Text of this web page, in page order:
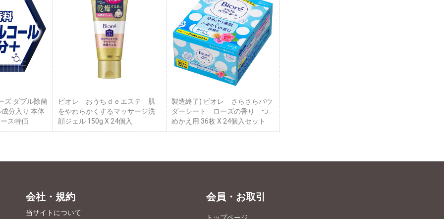
ズ ダブル除菌
分入り 本体
ス特価
ビオレ おうちｄｅエステ 肌
をやわらかくするマッサージ洗
顔ジェル 150g X 24個入
製造終了) ビオレ さらさらパウ
ダーシート ローズの香り つ
めかえ用 36枚 X 24個入セット
会社・規約
当サイトについて
会員・お取引
トップページ